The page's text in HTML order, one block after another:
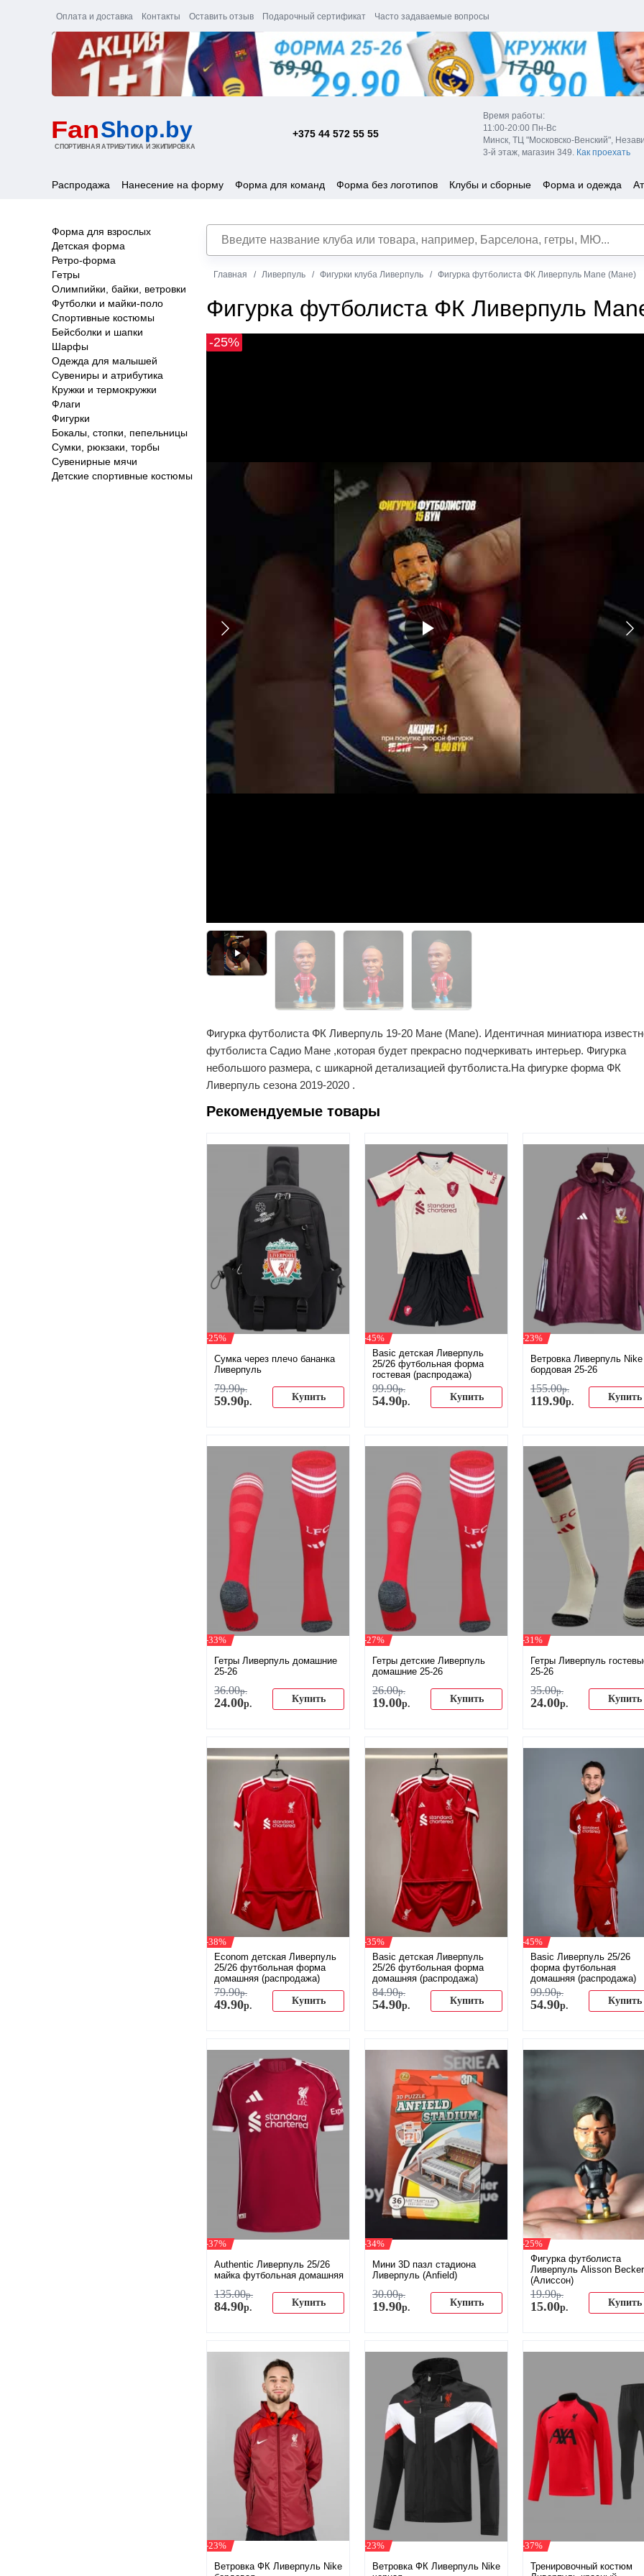
Оплата и доставка Контакты Оставить отзыв Подарочный сертификат Часто задаваемые вопросы
+375 44 572 55 55
Время работы:
11:00-20:00 Пн-Вс
Минск, ТЦ "Московско-Венский",
3-й этаж, магазин 349. Как проехать
Распродажа Нанесение на форму Форма для команд Форма без логотипов Клубы и сборные Форма и одежда
Форма для взрослых
Детская форма
Ретро-форма
Гетры
Олимпийки, байки, ветровки
Футболки и майки-поло
Спортивные костюмы
Бейсболки и шапки
Шарфы
Одежда для малышей
Сувениры и атрибутика
Кружки и термокружки
Флаги
Фигурки
Бокалы, стопки, пепельницы
Сумки, рюкзаки, торбы
Сувенирные мячи
Детские спортивные костюмы
Главная Ливерпуль Фигурки клуба Ливерпуль Фигурка футболиста ФК Ливерпуль Mane (Мане)
Фигурка футболиста ФК Ливерпуль
-25%
Фигурка футболиста ФК Ливерпуль 19-20 Мане (Mane). Идентичная миниатюра
футболиста Садио Мане ,которая будет прекрасно подчеркивать интерьер. Фигурка
небольшого размера, с шикарной детализацией футболиста.На фигурке форма ФК
Ливерпуль сезона 2019-2020 .
Рекомендуемые товары
-25%
Сумка через плечо бананка
Ливерпуль
79.90р.
59.90р. Купить
-45%
Basic детская Ливерпуль
25/26 футбольная форма
гостевая (распродажа)
99.90р.
54.90р. Купить
-23%
Ветровка Ливерпуль Nike
бордовая 25-26
155.00р.
119.90р. Купить
-33%
Гетры Ливерпуль домашние
25-26
36.00р.
24.00р. Купить
-27%
Гетры детские Ливерпуль
домашние 25-26
26.00р.
19.00р. Купить
-31%
Гетры Ливерпуль
25-26
35.00р.
24.00р. Купить
-38%
Econom детская Ливерпуль
25/26 футбольная форма
домашняя (распродажа)
79.90р.
49.90р. Купить
-35%
Basic детская Ливерпуль
25/26 футбольная форма
домашняя (распродажа)
84.90р.
54.90р. Купить
-45%
Basic Ливерпуль 25/26
форма футбольная
домашняя (распродажа)
99.90р.
54.90р. Купить
-37%
Authentic Ливерпуль 25/26
майка футбольная домашняя
135.00р.
84.90р. Купить
-34%
Мини 3D пазл стадиона
Ливерпуль (Anfield)
30.00р.
19.90р. Купить
-25%
Фигурка футболиста
Ливерпуль Alisson Becker
(Алиссон)
19.90р.
15.00р. Купить
-23%
Ветровка ФК Ливерпуль Nike
-23%
Ветровка ФК Ливерпуль Nike
-37%
Тренировочный костюм